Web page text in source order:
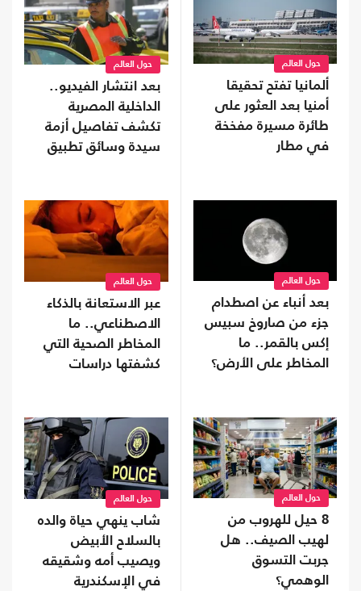
حول العالم
ألمانيا تفتح تحقيقا
أمنيا بعد العثور على
طائرة مسيرة مفخخة
في مطار
حول العالم
بعد انتشار الفيديو..
الداخلية المصرية
تكشف تفاصيل أزمة
سيدة وسائق تطبيق
حول العالم
بعد أنباء عن اصطدام
جزء من صاروخ سبيس
إكس بالقمر.. ما
المخاطر على الأرض؟
حول العالم
عبر الاستعانة بالذكاء
الاصطناعي.. ما
المخاطر الصحية التي
كشفتها دراسات
حول العالم
8 حيل للهروب من
لهيب الصيف.. هل
جربت التسوق
الوهمي؟
حول العالم
شاب ينهي حياة والده
بالسلاح الأبيض
ويصيب أمه وشقيقه
في الإسكندرية